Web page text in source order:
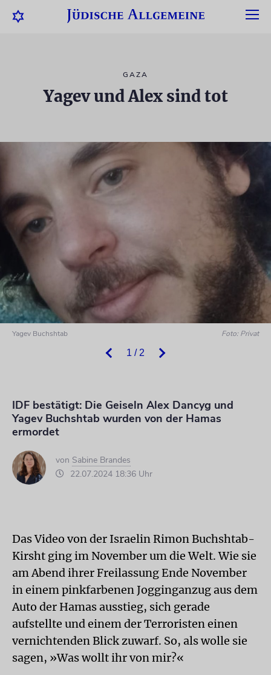
GAZA
Yagev und Alex sind tot
1 / 2
Yagev Buchshtab Foto: Privat
IDF bestätigt: Die Geiseln Alex Dancyg und
Yagev Buchshtab wurden von der Hamas
ermordet
von Sabine Brandes
22.07.2024 18:36 Uhr
Das Video von der Israelin Rimon Buchshtab-
Kirsht ging im November um die Welt. Wie sie
am Abend ihrer Freilassung Ende November
in einem pinkfarbenen Jogginganzug aus dem
Auto der Hamas ausstieg, sich gerade
aufstellte und einem der Terroristen einen
vernichtenden Blick zuwarf. So, als wolle sie
sagen, »Was wollt ihr von mir?«